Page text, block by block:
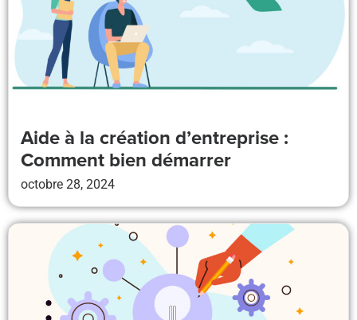
Aide à la création d’entreprise :
Comment bien démarrer
octobre 28, 2024